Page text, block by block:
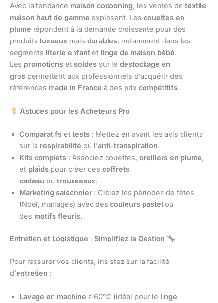
Avec la tendance maison cocooning, les ventes de textile
maison haut de gamme explosent. Les couettes en
plume répondent à la demande croissante pour des
produits luxueux mais durables, notamment dans les
segments literie enfant et linge de maison bébé.
Les promotions et soldes sur le destockage en
gros permettent aux professionnels d’acquérir des
références made in France à des prix compétitifs.
Astuces pour les Acheteurs Pro
Comparatifs et tests : Mettez en avant les avis clients
sur la respirabilité ou l’anti-transpiration.
Kits complets : Associez couettes, oreillers en plume,
et plaids pour créer des coffrets
cadeau ou trousseaux.
Marketing saisonnier : Ciblez les périodes de fêtes
(Noël, mariages) avec des couleurs pastel ou
des motifs fleuris.
Entretien et Logistique : Simplifiez la Gestion
Pour rassurer vos clients, insistez sur la facilité
d’entretien :
Lavage en machine à 60°C (idéal pour le linge